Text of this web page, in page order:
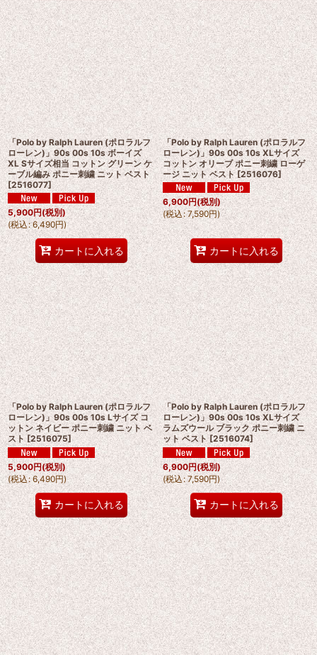
「Polo by Ralph Lauren (ポロラルフ
ローレン)」90s 00s 10s ボーイズ
XL Sサイズ相当 コットン グリーン ケ
ーブル編み ポニー刺繍 ニット ベスト
[2516077]
5,900円(税別)
(税込: 6,490円)
カートに入れる
「Polo by Ralph Lauren (ポロラルフ
ローレン)」90s 00s 10s XLサイズ
コットン オリーブ ポニー刺繍 ローゲ
ージ ニット ベスト [2516076]
6,900円(税別)
(税込: 7,590円)
カートに入れる
「Polo by Ralph Lauren (ポロラルフ
ローレン)」90s 00s 10s Lサイズ コ
ットン ネイビー ポニー刺繍 ニット ベ
スト [2516075]
5,900円(税別)
(税込: 6,490円)
カートに入れる
「Polo by Ralph Lauren (ポロラルフ
ローレン)」90s 00s 10s XLサイズ
ラムズウール ブラック ポニー刺繍 ニ
ット ベスト [2516074]
6,900円(税別)
(税込 : 7,590円)
カートに入れる